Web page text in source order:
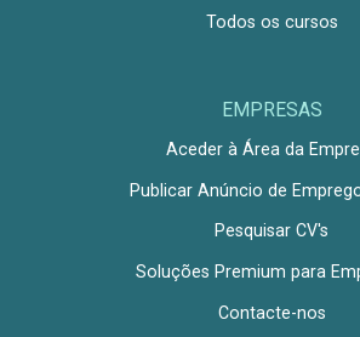
Todos os cursos
EMPRESAS
Aceder à Área da
Publicar Anúncio de
Pesquisar CV's
Soluções Premium para
Contacte-nos